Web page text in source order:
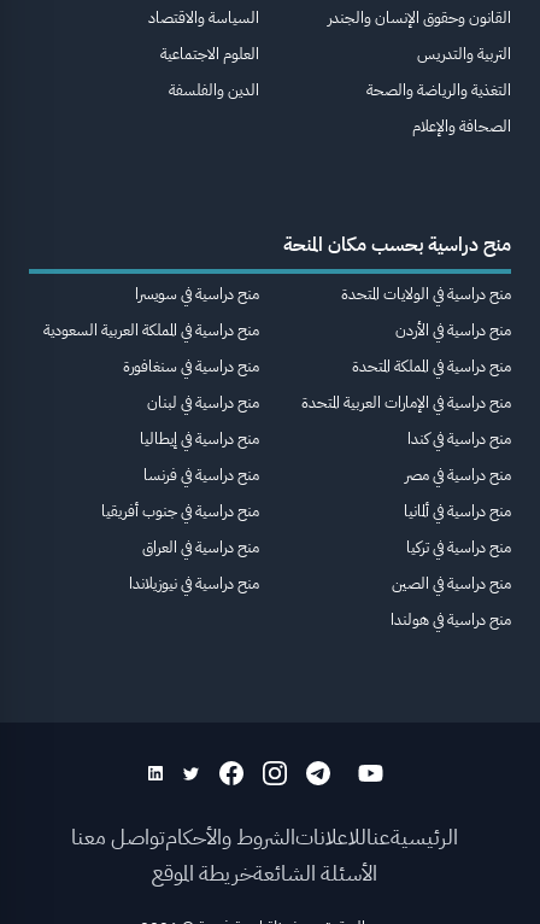
القانون وحقوق الإنسان والجندر
التربية والتدريس
التغذية والرياضة والصحة
الصحافة والإعلام
السياسة والاقتصاد
العلوم الاجتماعية
الدين والفلسفة
منح دراسية بحسب مكان المنحة
منح دراسية في الولايات المتحدة
منح دراسية في الأردن
منح دراسية في المملكة المتحدة
منح دراسية في الإمارات العربية المتحدة
منح دراسية في كندا
منح دراسية في مصر
منح دراسية في ألمانيا
منح دراسية في تركيا
منح دراسية في الصين
منح دراسية في هولندا
منح دراسية في سويسرا
منح دراسية في المملكة العربية السعودية
منح دراسية في سنغافورة
منح دراسية في لبنان
منح دراسية في إيطاليا
منح دراسية في فرنسا
منح دراسية في جنوب أفريقيا
منح دراسية في العراق
منح دراسية في نيوزيلاندا
الرئيسيةعناللاعلاناتالشروط والأحكامتواصل معنا
الأسئلة الشائعةخريطة الموقع